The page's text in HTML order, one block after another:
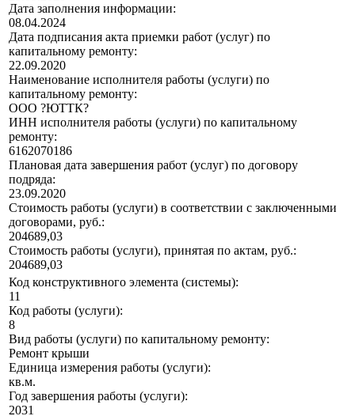
Дата заполнения информации:
08.04.2024
Дата подписания акта приемки работ (услуг) по
капитальному ремонту:
22.09.2020
Наименование исполнителя работы (услуги) по
капитальному ремонту:
ООО ?ЮТТК?
ИНН исполнителя работы (услуги) по капитальному
ремонту:
6162070186
Плановая дата завершения работ (услуг) по договору
подряда:
23.09.2020
Стоимость работы (услуги) в соответствии с заключенными
договорами, руб.:
204689,03
Стоимость работы (услуги), принятая по актам, руб.:
204689,03
Код конструктивного элемента (системы):
11
Код работы (услуги):
8
Вид работы (услуги) по капитальному ремонту:
Ремонт крыши
Единица измерения работы (услуги):
кв.м.
Год завершения работы (услуги):
2031